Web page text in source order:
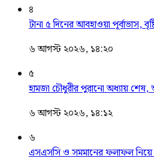
৪
টানা ৫ দিনের আবহাওয়া পূর্বাভাস,
৬ আগস্ট ২০২৬, ১৪:২০
৫
হামজা চৌধুরীর পুরানো অধ্যায়
৬ আগস্ট ২০২৬, ১৪:১২
৬
এসএসসি ও সমমানের ফলাফল নিয়ে